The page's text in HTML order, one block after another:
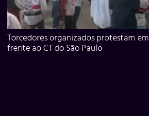
Torcedores organizados protestam em
frente ao CT do São Paulo